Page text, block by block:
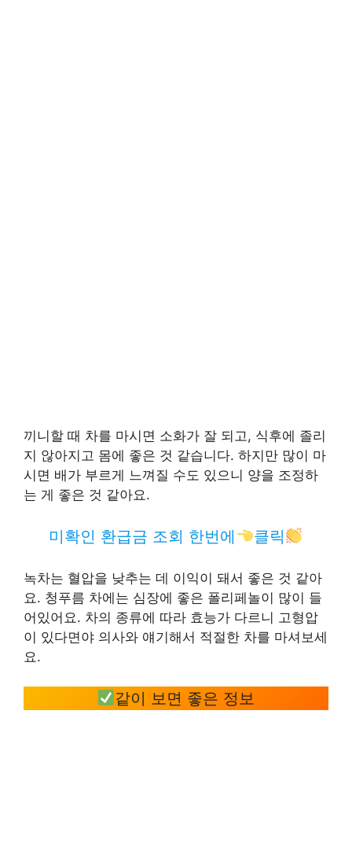
끼니할 때 차를 마시면 소화가 잘 되고, 식후에 졸리
지 않아지고 몸에 좋은 것 같습니다. 하지만 많이 마
시면 배가 부르게 느껴질 수도 있으니 양을 조정하
는 게 좋은 것 같아요.
미확인 환급금 조회 한번에 클릭
녹차는 혈압을 낮추는 데 이익이 돼서 좋은 것 같아
요. 청푸름 차에는 심장에 좋은 폴리페놀이 많이 들
어있어요. 차의 종류에 따라 효능가 다르니 고형압
이 있다면야 의사와 얘기해서 적절한 차를 마셔보세
요.
같이 보면 좋은 정보